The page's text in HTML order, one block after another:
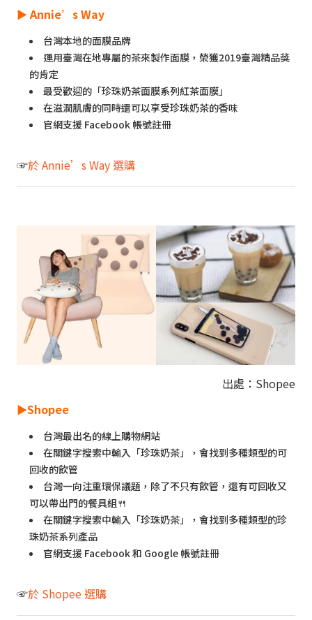
►Annie’s Way
台灣本地的面膜品牌
運用臺灣在地專屬的茶來製作面膜，榮獲2019臺灣精品獎
的肯定
最受歡迎的「珍珠奶茶面膜系列紅茶面膜」
在滋潤肌膚的同時還可以享受珍珠奶茶的香味
官網支援 Facebook 帳號註冊
☞於 Annie’s Way 選購
出處：Shopee
►Shopee
台灣最出名的線上購物網站
在關鍵字搜索中輸入「珍珠奶茶」，會找到多種類型的可
回收的飲管
台灣一向注重環保議題，除了不只有飲管，還有可回收又
可以帶出門的餐具組🍴
在關鍵字搜索中輸入「珍珠奶茶」，會找到多種類型的珍
珠奶茶系列產品
官網支援 Facebook 和 Google 帳號註冊
☞於 Shopee 選購